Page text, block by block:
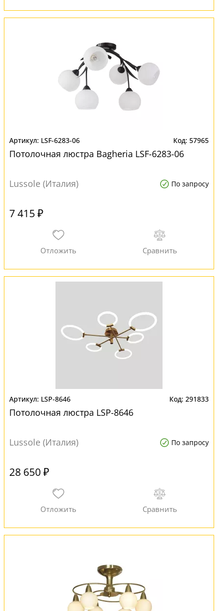
LSF-6283-06 57965
Потолочная люстра Bagheria LSF-6283-06
Lussole (Италия) По запросу
7 415 ₽
LSP-8646 291833
Потолочная люстра LSP-8646
Lussole (Италия) По запросу
28 650 ₽